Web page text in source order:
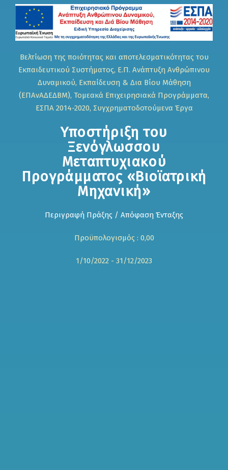
Βελτίωση της ποιότητας και αποτελεσματικότητας του
Εκπαιδευτικού Συστήματος, Ε.Π. Ανάπτυξη Ανθρώπινου
Δυναμικού, Εκπαίδευση & Δια Βίου Μάθηση
(ΕΠΑνΑΔΕΔΒΜ), Τομεακά Επιχειρησιακά Προγράμματα,
ΕΣΠΑ 2014-2020, Συγχρηματοδοτούμενα Έργα
Υποστήριξη του
Ξενόγλωσσου
Μεταπτυχιακού
Προγράμματος «Βιοϊατρική
Μηχανική»
Περιγραφή Πράξης / Απόφαση Ένταξης
Προϋπολογισμός : 0,00
1/10/2022 - 31/12/2023